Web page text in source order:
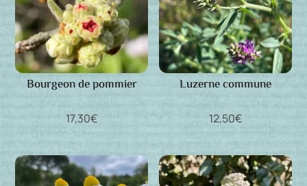
Bourgeon de pommier
17,30€
Luzerne commune
12,50€